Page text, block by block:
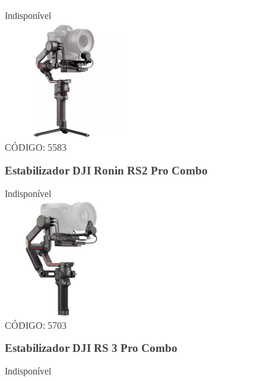
Indisponível
CÓDIGO: 5583
Estabilizador DJI Ronin RS2 Pro Combo
Indisponível
CÓDIGO: 5703
Estabilizador DJI RS 3 Pro Combo
Indisponível